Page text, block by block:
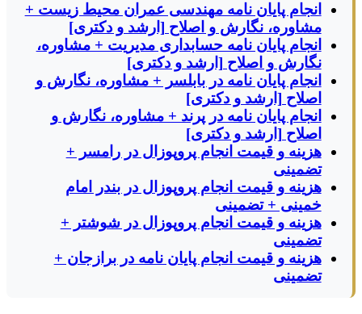
انجام پایان نامه مهندسی عمران محیط زیست +
مشاوره، نگارش و اصلاح [ارشد و دکتری]
انجام پایان نامه حسابداری مدیریت + مشاوره،
نگارش و اصلاح [ارشد و دکتری]
انجام پایان نامه در بابلسر + مشاوره، نگارش و
اصلاح [ارشد و دکتری]
انجام پایان نامه در پرند + مشاوره، نگارش و
اصلاح [ارشد و دکتری]
هزینه و قیمت انجام پروپوزال در رامسر +
تضمینی
هزینه و قیمت انجام پروپوزال در بندر امام
خمینی + تضمینی
هزینه و قیمت انجام پروپوزال در شوشتر +
تضمینی
هزینه و قیمت انجام پایان نامه در برازجان +
تضمینی